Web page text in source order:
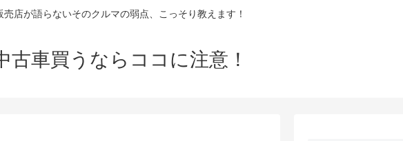
売店が語らないそのクルマの弱点、こっそり教えます！
古車買うならココに注意！